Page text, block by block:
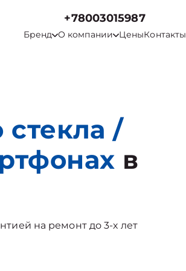
+78003015987
Бренд О компании ЦеныКонтакты
стекла /
в
на ремонт до 3-х лет